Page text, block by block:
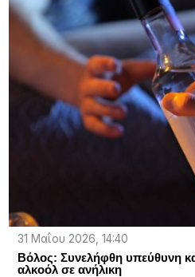
31 Μαΐου 2026, 14:40
Βόλος: Συνελήφθη υπεύθυνη
αλκοόλ σε ανήλικη